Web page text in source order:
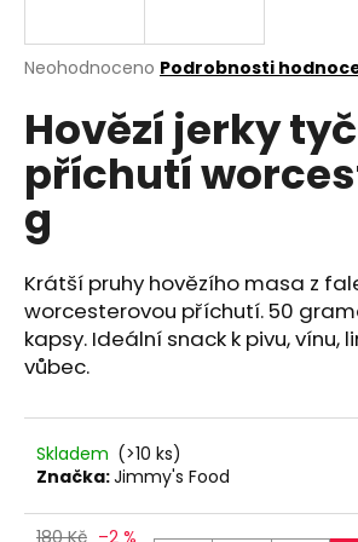
Průměrné
produktu
je
5
hvězdiček.
Neohodnoceno Podrobnosti
Hovězí jerky
příchutí
g
Krátší pruhy hovězího masa z
worcesterovou příchutí. 50
kapsy. Ideální snack k pivu, vínu,
vůbec.
Skladem (>10 ks)
Značka:Jimmy's Food
180 Kč –2 %
j
t
?
HLEDAT
o
p
o
u